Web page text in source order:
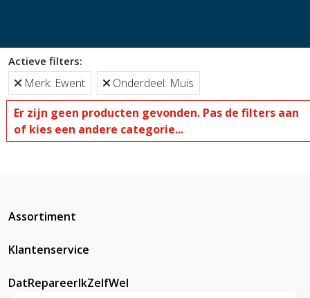
Actieve filters:
Merk: Ewent
Onderdeel: Muis
Er zijn geen producten gevonden. Pas de filters aan
of kies een andere categorie...
Assortiment
Klantenservice
DatRepareerIkZelfWel